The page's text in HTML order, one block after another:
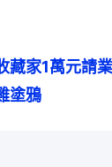
藏家1萬元請
塗鴉